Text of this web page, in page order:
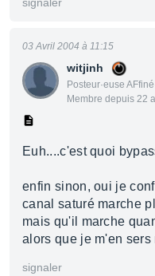
witjinh
Posteur·euse
Membre depuis 22
03 Avril 2004 à 11:15
Euh....c'est quoi
enfin sinon, oui je
canal saturé marche
mais qu'il marche
alors que je m'en sers
signaler